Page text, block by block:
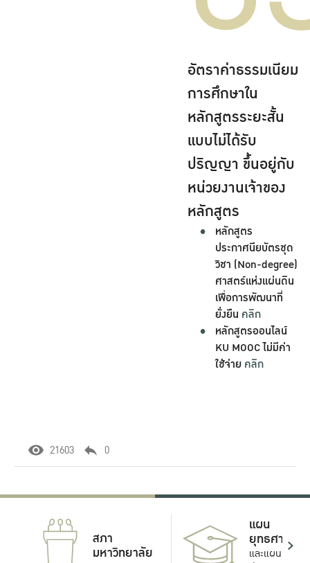
อัตราค่าธรรมเนียม
การศึกษาใน
หลักสูตรระยะสั้น
แบบไม่ได้รับ
ปริญญา ขึ้นอยู่กับ
หน่วยงานเจ้าของ
หลักสูตร
หลักสูตร
ประกาศนียบัตรชุด
วิชา (Non-degree)
ศาสตร์แห่งแผ่นดิน
เพื่อการพัฒนาที่
ยั่งยืน คลิก
หลักสูตรออนไลน์
KU MOOC ไม่มีค่า
ใช้จ่าย คลิก
21603 0
สภา
มหาวิทยาลัย
แผน
ยุทธศาสตร์
และแผน